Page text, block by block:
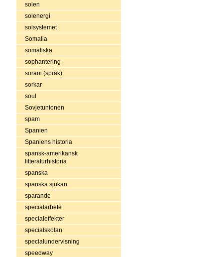
solen
solenergi
solsystemet
Somalia
somaliska
sophantering
sorani (språk)
sorkar
soul
Sovjetunionen
spam
Spanien
Spaniens historia
spansk-amerikansk
litteraturhistoria
spanska
spanska sjukan
sparande
specialarbete
specialeffekter
specialskolan
specialundervisning
speedway